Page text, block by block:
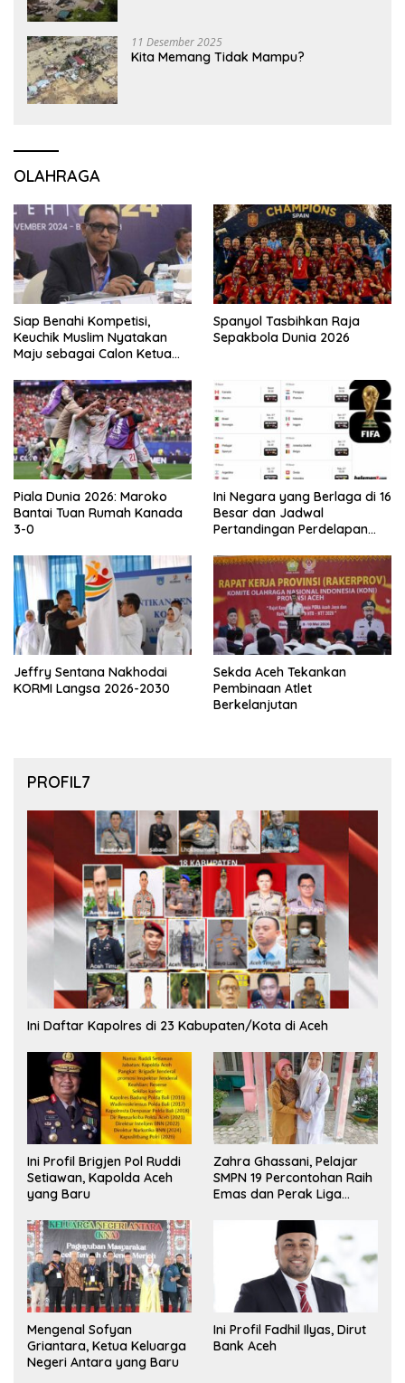
11 Desember 2025
Kita Memang Tidak Mampu?
OLAHRAGA
Siap Benahi Kompetisi,
Keuchik Muslim Nyatakan
Maju sebagai Calon Ketua
Spanyol Tasbihkan Raja
Sepakbola Dunia 2026
Piala Dunia 2026: Maroko
Bantai Tuan Rumah Kanada
3-0
Ini Negara yang Berlaga di 16
Besar dan Jadwal
Pertandingan Perdelapan
Jeffry Sentana Nakhodai
KORMI Langsa 2026-2030
Sekda Aceh Tekankan
Pembinaan Atlet
Berkelanjutan
PROFIL7
Ini Daftar Kapolres di 23 Kabupaten/Kota di Aceh
Ini Profil Brigjen Pol Ruddi
Setiawan, Kapolda Aceh
yang Baru
Zahra Ghassani, Pelajar
SMPN 19 Percontohan Raih
Emas dan Perak Liga
Mengenal Sofyan
Griantara, Ketua Keluarga
Negeri Antara yang Baru
Ini Profil Fadhil Ilyas, Dirut
Bank Aceh